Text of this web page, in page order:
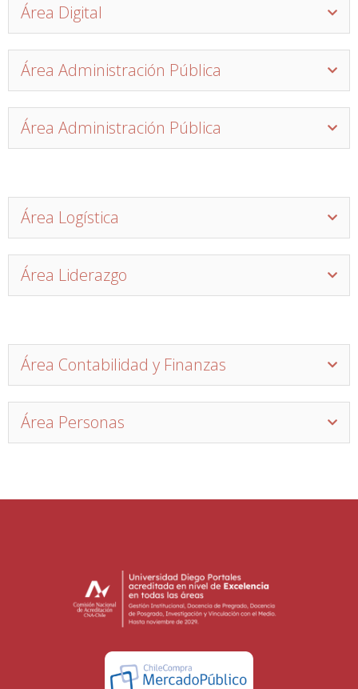
Área Digital
Área Administración Pública
Área Administración Pública
Área Logística
Área Liderazgo
Área Contabilidad y Finanzas
Área Personas